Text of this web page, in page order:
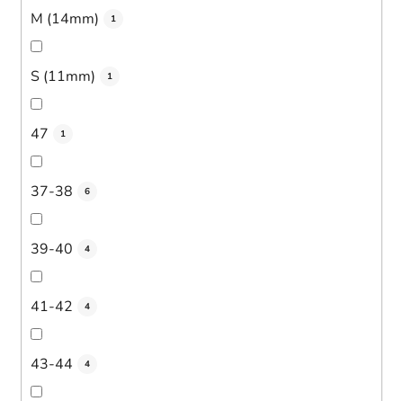
M (14mm) 1
S (11mm) 1
47 1
37-38 6
39-40 4
41-42 4
43-44 4